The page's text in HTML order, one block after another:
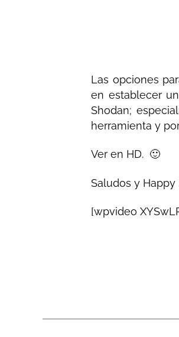
Las opciones
en establecer
Shodan;
herramienta y
Ver en HD. 🙂
Saludos y Happy
[wpvideo